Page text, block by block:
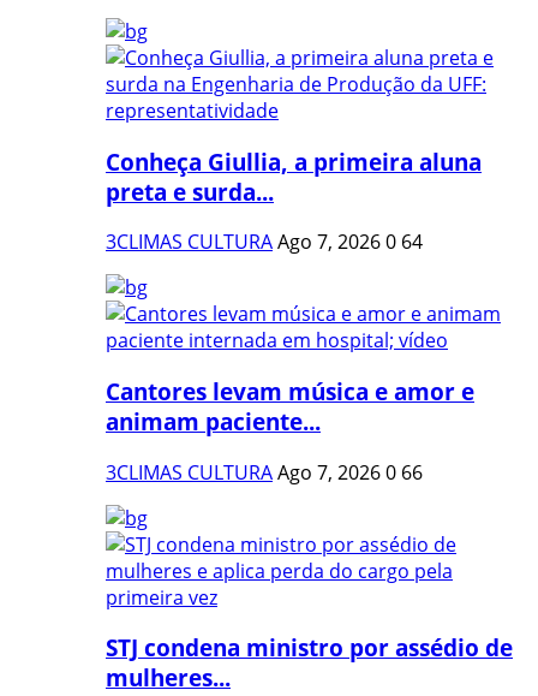
Conheça Giullia, a primeira aluna
preta e surda...
3CLIMAS CULTURAAgo 7, 20260 64
Cantores levam música e amor e
animam paciente...
3CLIMAS CULTURAAgo 7, 20260 66
STJ condena ministro por assédio de
mulheres...